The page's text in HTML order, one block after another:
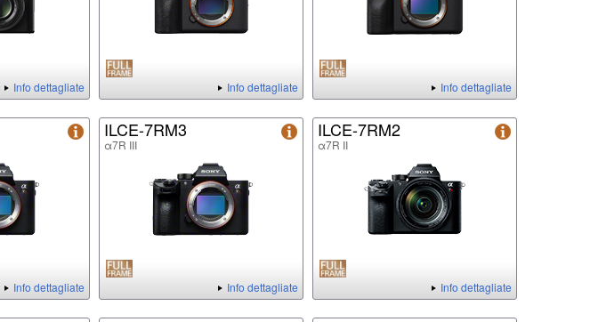
Info dettagliate Info dettagliate Info dettagliate
Info dettagliate
ILCE-7RM3
α7R III
Info dettagliate
ILCE-7RM2
α7R II
Info dettagliate